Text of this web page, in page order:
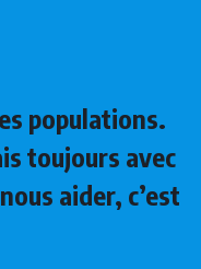
populations.
toujours avec
aider, c’est